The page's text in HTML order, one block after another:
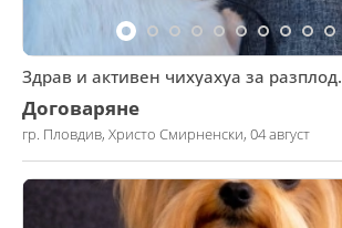
Здрав и активен чихуахуа за разплод.
Договаряне
гр. Пловдив, Христо Смирненски, 04 август